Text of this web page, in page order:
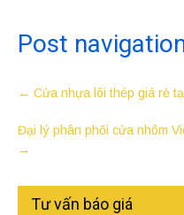
Post
← Cửa nhựa lõi thép giá rẻ
Đại lý phân phối cửa nhôm
→
Tư vấn báo giá